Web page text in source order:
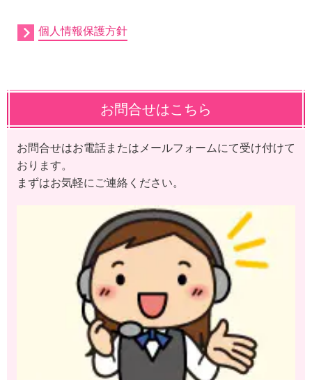
個人情報保護方針
お問合せはこちら
お問合せはお電話またはメールフォームにて受け付けて
おります。
まずはお気軽にご連絡ください。